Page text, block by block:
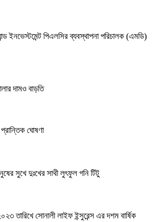
ইনভেস্টমেন্ট পিএলসির ব্যবস্থাপনা পরিচালক (এমডি)
দামও বাড়তি
ঘোষণা
সুখে দুঃখের সাথী লুৎফুল গনি টিটু
তারিখে সোনালী লাইফ ইন্সুরেন্স এর দশম বার্ষিক